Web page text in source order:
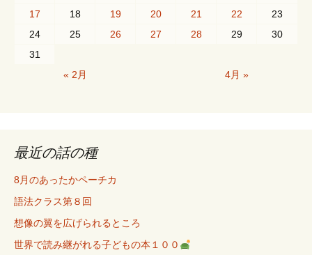
« 2月 4月 »
17
18 19 20 21 22
23
24
25 26 27 28 29
30
31
最近の話の種
8月のあったかペーチカ
語法クラス第８回
想像の翼を広げられるところ
世界で読み継がれる子どもの本１００